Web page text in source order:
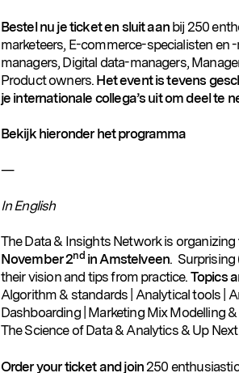
Bestel nu je ticket en sluit aanbij 250
marketeers, E-commerce-specialisten en
managers, Digital data-managers,
Product owners. Het event is tevens
je internationale collega’s uit om deel te
Bekijk hieronder het programma
—
In English
The Data & Insights Network is organizing
November 2ndin Amstelveen. Surprising
their vision and tips from practice. Topics
Algorithm & standards | Analytical tools |
Dashboarding | Marketing Mix Modelling
The Science of Data & Analytics & Up
Order your ticket and join 250